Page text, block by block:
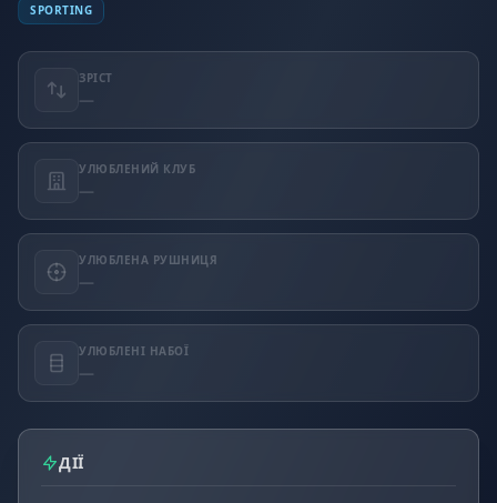
SPORTING
ЗРІСТ
—
УЛЮБЛЕНИЙ КЛУБ
—
УЛЮБЛЕНА РУШНИЦЯ
—
УЛЮБЛЕНІ НАБОЇ
—
ДІЇ